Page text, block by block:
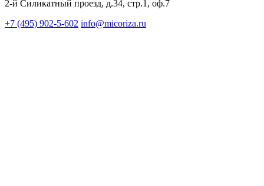
2-й Силикатный проезд, д.34, стр.1, оф.7
+7 (495) 902-5-602 info@micoriza.ru